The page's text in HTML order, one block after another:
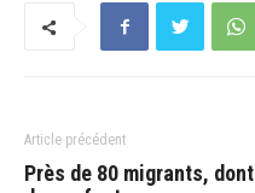
Article précédent
Près de 80 migrants, dont